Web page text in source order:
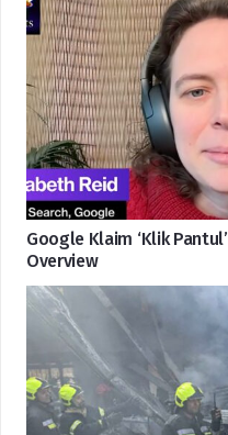
Google Klaim ‘Klik
Overview